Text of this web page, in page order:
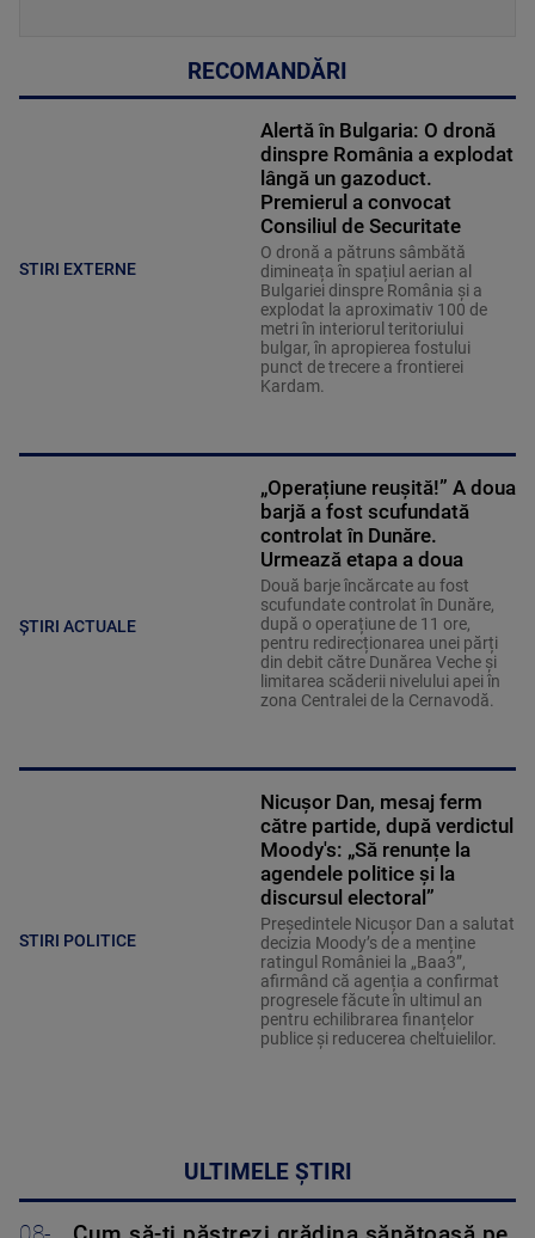
RECOMANDĂRI
STIRI EXTERNE
Alertă în Bulgaria: O dronă
dinspre România a explodat
lângă un gazoduct.
Premierul a convocat
Consiliul de Securitate
O dronă a pătruns sâmbătă
dimineața în spațiul aerian al
Bulgariei dinspre România și a
explodat la aproximativ 100 de
metri în interiorul teritoriului
bulgar, în apropierea fostului
punct de trecere a frontierei
Kardam.
ȘTIRI ACTUALE
„Operațiune reușită!” A doua
barjă a fost scufundată
controlat în Dunăre.
Urmează etapa a doua
Două barje încărcate au fost
scufundate controlat în Dunăre,
după o operațiune de 11 ore,
pentru redirecționarea unei părți
din debit către Dunărea Veche și
limitarea scăderii nivelului apei în
zona Centralei de la Cernavodă.
STIRI POLITICE
Nicușor Dan, mesaj ferm
către partide, după verdictul
Moody's: „Să renunțe la
agendele politice şi la
discursul electoral”
Președintele Nicușor Dan a salutat
decizia Moody’s de a menține
ratingul României la „Baa3”,
afirmând că agenția a confirmat
progresele făcute în ultimul an
pentru echilibrarea finanțelor
publice și reducerea cheltuielilor.
ULTIMELE ȘTIRI